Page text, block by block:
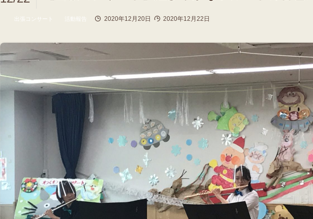
出張コンサート 活動報告 2020年12月20日 2020年12月22日